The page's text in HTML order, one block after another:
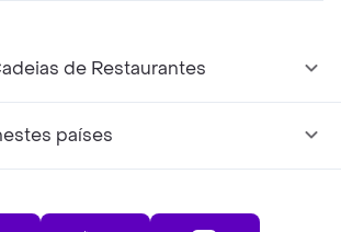
de Restaurantes
países